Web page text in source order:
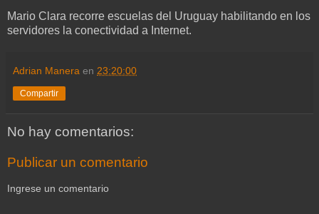
Mario Clara recorre escuelas del Uruguay habilitando en los
servidores la conectividad a Internet.
Adrian Manera en 23:20:00
Compartir
No hay comentarios:
Publicar un comentario
Ingrese un comentario